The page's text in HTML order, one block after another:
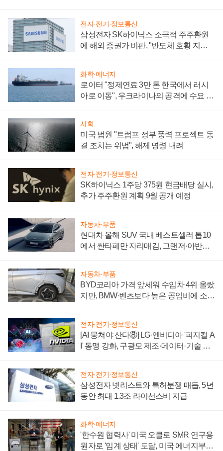
전자·전기·정보통신
삼성전자 SK하이닉스 소극적 주주환원
에 해외 증권가 비판, "반도체 호황 지속
화학·에너지
로이터 "정제연료 3만 톤 한국에서 러시
아로 이동", 우크라이나의 공격에 수요 늘
사회
미국 법원 "트럼프 정부 풍력 프로젝트 동
결 조치는 위법", 해제 명령 내려
전자·전기·정보통신
SK하이닉스 1주당 375원 현금배당 실시,
추가 주주환원 계획 9월 공개 예정
자동차·부품
현대차 올해 SUV 국내 베스트셀러 톱10
에서 싼타페만 자리매김, 그랜저·아반떼
자동차·부품
BYD코리아 가격 앞세워 수입차 4위 올랐
지만, BMW·벤츠보다 높은 공임비에 소비
전자·전기·정보통신
[AI 뭉쳐야 산다⑧] LG·엔비디아 '피지컬 A
I' 동맹 강화, 구광모 제조·데이터·기술 결
전자·전기·정보통신
삼성전자 넷리스트와 특허분쟁 매듭, 5년
동안 최대 1.3조 라이선스비 지급
화학·에너지
'한수원 협력사' 미국 오클로 SMR 연구용
원자로 '임계 상태' 도달, 미국 에너지부